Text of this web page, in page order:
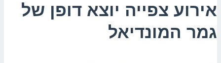
אירוע צפייה יוצא דופן של
גמר המונדיאל